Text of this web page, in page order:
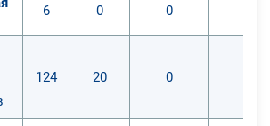
6 0 0
124 20 0